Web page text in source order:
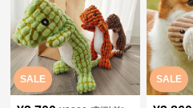
SALE SALE